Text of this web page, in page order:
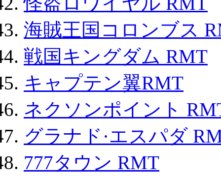
海賊王国コロンブス
戦国キングダム RMT
キャプテン翼RMT
ネクソンポイント
グラナド·エスパダ
777タウン RMT